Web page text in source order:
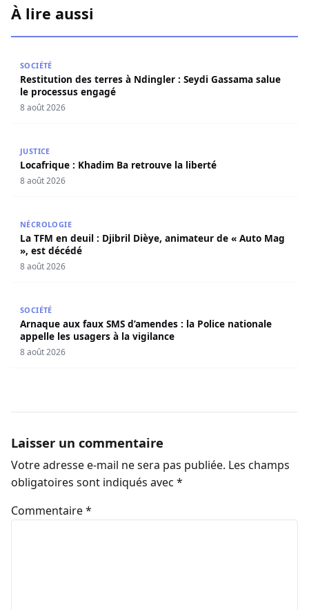
À lire aussi
SOCIÉTÉ
Restitution des terres à Ndingler : Seydi Gassama salue
le processus engagé
8 août 2026
JUSTICE
Locafrique : Khadim Ba retrouve la liberté
8 août 2026
NÉCROLOGIE
La TFM en deuil : Djibril Dièye, animateur de « Auto Mag
», est décédé
8 août 2026
SOCIÉTÉ
Arnaque aux faux SMS d’amendes : la Police nationale
appelle les usagers à la vigilance
8 août 2026
Laisser un commentaire
Votre adresse e-mail ne sera pas publiée. Les champs
obligatoires sont indiqués avec *
Commentaire*